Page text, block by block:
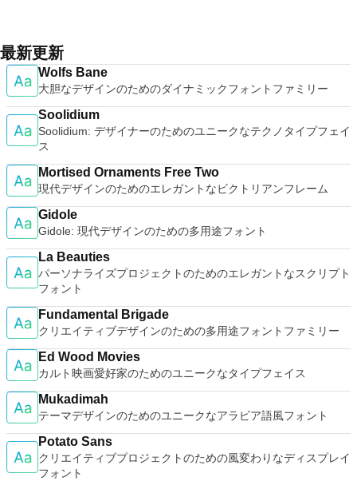
ューターへのログインに使用するのと同じユーザー名とパスワ
ードを入力するだけです。 WIN 7,8,8.1,10をサポートしま
す。 VNC ViewerのMacバージョンをお探しですか？ここから
ダウンロード
which is easy to master and supports remote Telnet or SSH
host connections then Tera Term is a good choice.
32ビットと64ビットの両方の仮想マシンを実行します。 2-
way Virtual SMPを活用します。 サードパーティの仮想マシン
とイメージを使用します。 ホストコンピューターと仮想マシ
ン間でデータを共有します。 幅広いホストおよびゲストオペ
レーティングシステムのサポート。 USB 2.0デバイスのサポー
ト。 起動時にアプライアンス情報を取得します。 直感的なホ
ームページインターフェイスを介して仮想マシンに簡単にアク
想マシンまたはMicrosoft Virtual PC仮想マシンもサポートして
います。
projects and putting them into the job queue. Features: Non-
linear video editing Apply filters and effects Transcode into
various formats Insert or extract audio streams Subtitle
processor Project system Powerful scripting capabilities
Graphical or command line interfaces Video encoders:
MPEG-4 AVC, XviD, MPEG-4 ASP, MPEG-2 Video, MPEG-1
Video, DV, ... Audio encoders: AC-3, AAC, MP3, MP2, Vorbis,
PCM, ... Container: AVI, MPEG-PS/TS, MP4, MKV, FLV, OGM,
...
最新更新
Wolfs Bane
大胆なデザインのためのダイナミックフォントファミリー
Soolidium
Soolidium: デザイナーのためのユニークなテクノタイプフェイ
ス
Mortised Ornaments Free Two
現代デザインのためのエレガントなビクトリアンフレーム
Gidole
Gidole: 現代デザインのための多用途フォント
La Beauties
パーソナライズプロジェクトのためのエレガントなスクリプト
フォント
Fundamental Brigade
クリエイティブデザインのための多用途フォントファミリー
Ed Wood Movies
カルト映画愛好家のためのユニークなタイプフェイス
Mukadimah
テーマデザインのためのユニークなアラビア語風フォント
Potato Sans
クリエイティブプロジェクトのための風変わりなディスプレイ
フォント